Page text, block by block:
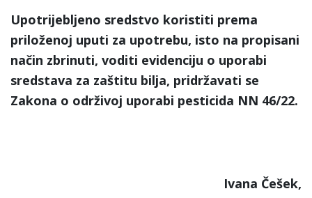
Upotrijebljeno sredstvo koristiti prema
priloženoj uputi za upotrebu, isto na propisani
način zbrinuti, voditi evidenciju o uporabi
sredstava za zaštitu bilja, pridržavati se
Zakona o održivoj uporabi pesticida NN 46/22.
Ivana Češek,